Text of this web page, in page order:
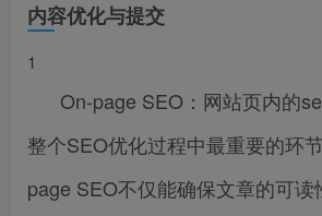
内容优化与提交
1
On-page SEO：网站页内的
整个SEO优化过程中最重要的环
page SEO不仅能确保文章的可读